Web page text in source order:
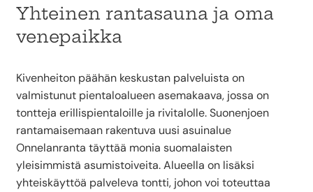
Yhteinen rantasauna ja oma
venepaikka
Kivenheiton päähän keskustan palveluista on
valmistunut pientaloalueen asemakaava, jossa on
tontteja erillispientaloille ja rivitalolle. Suonenjoen
rantamaisemaan rakentuva uusi asuinalue
Onnelanranta täyttää monia suomalaisten
yleisimmistä asumistoiveita. Alueella on lisäksi
yhteiskäyttöä palveleva tontti, johon voi toteuttaa